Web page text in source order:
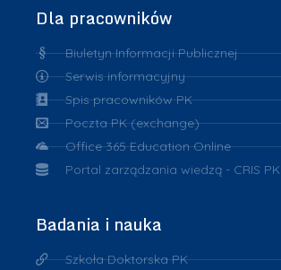
Dla pracowników
Biuletyn Informacji Publicznej
Serwis informacyjny
Spis pracowników PK
Poczta PK (exchange)
Office 365 Education Online
Portal zarządzania wiedzą - CRIS PK
Badania i nauka
Szkoła Doktorska PK